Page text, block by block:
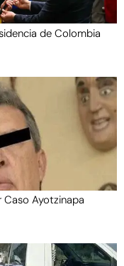
de Colombia
Caso Ayotzinapa